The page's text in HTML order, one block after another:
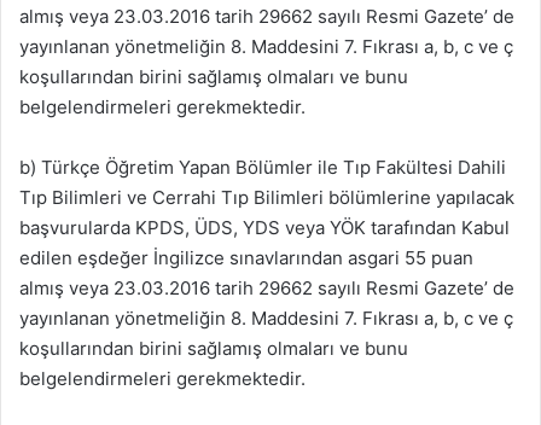
almış veya 23.03.2016 tarih 29662 sayılı Resmi Gazete’ de
yayınlanan yönetmeliğin 8. Maddesini 7. Fıkrası a, b, c ve ç
koşullarından birini sağlamış olmaları ve bunu
belgelendirmeleri gerekmektedir.
b) Türkçe Öğretim Yapan Bölümler ile Tıp Fakültesi Dahili
Tıp Bilimleri ve Cerrahi Tıp Bilimleri bölümlerine yapılacak
başvurularda KPDS, ÜDS, YDS veya YÖK tarafından Kabul
edilen eşdeğer İngilizce sınavlarından asgari 55 puan
almış veya 23.03.2016 tarih 29662 sayılı Resmi Gazete’ de
yayınlanan yönetmeliğin 8. Maddesini 7. Fıkrası a, b, c ve ç
koşullarından birini sağlamış olmaları ve bunu
belgelendirmeleri gerekmektedir.